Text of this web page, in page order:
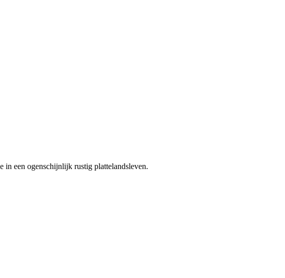
in een ogenschijnlijk rustig plattelandsleven.